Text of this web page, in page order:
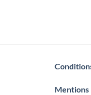
Mentions